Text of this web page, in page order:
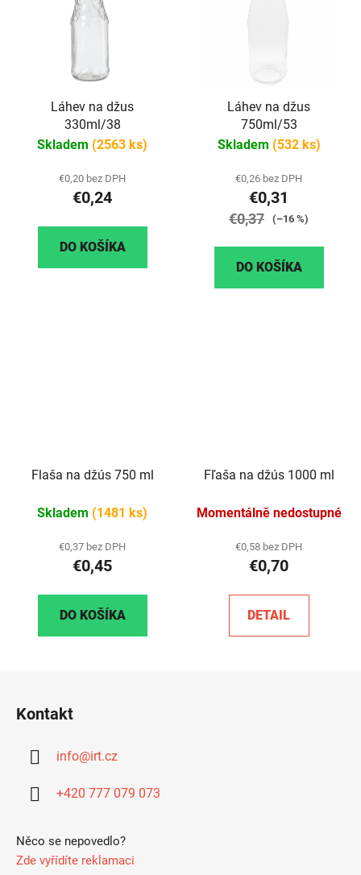
Láhev na džus
330ml/38
Skladem (2563 ks)
€0,20 bez DPH
€0,24
DO KOŠÍKA
Láhev na džus
750ml/53
Skladem (532 ks)
€0,26 bez DPH
€0,31
€0,37 (–16 %)
DO KOŠÍKA
Flaša na džús 750 ml
Skladem (1481 ks)
€0,37 bez DPH
€0,45
DO KOŠÍKA
Fľaša na džús 1000 ml
Momentálně nedostupné
€0,58 bez DPH
€0,70
DETAIL
Kontakt
info@irt.cz
+420 777 079 073
Něco se nepovedlo?
Zde vyřídíte reklamaci